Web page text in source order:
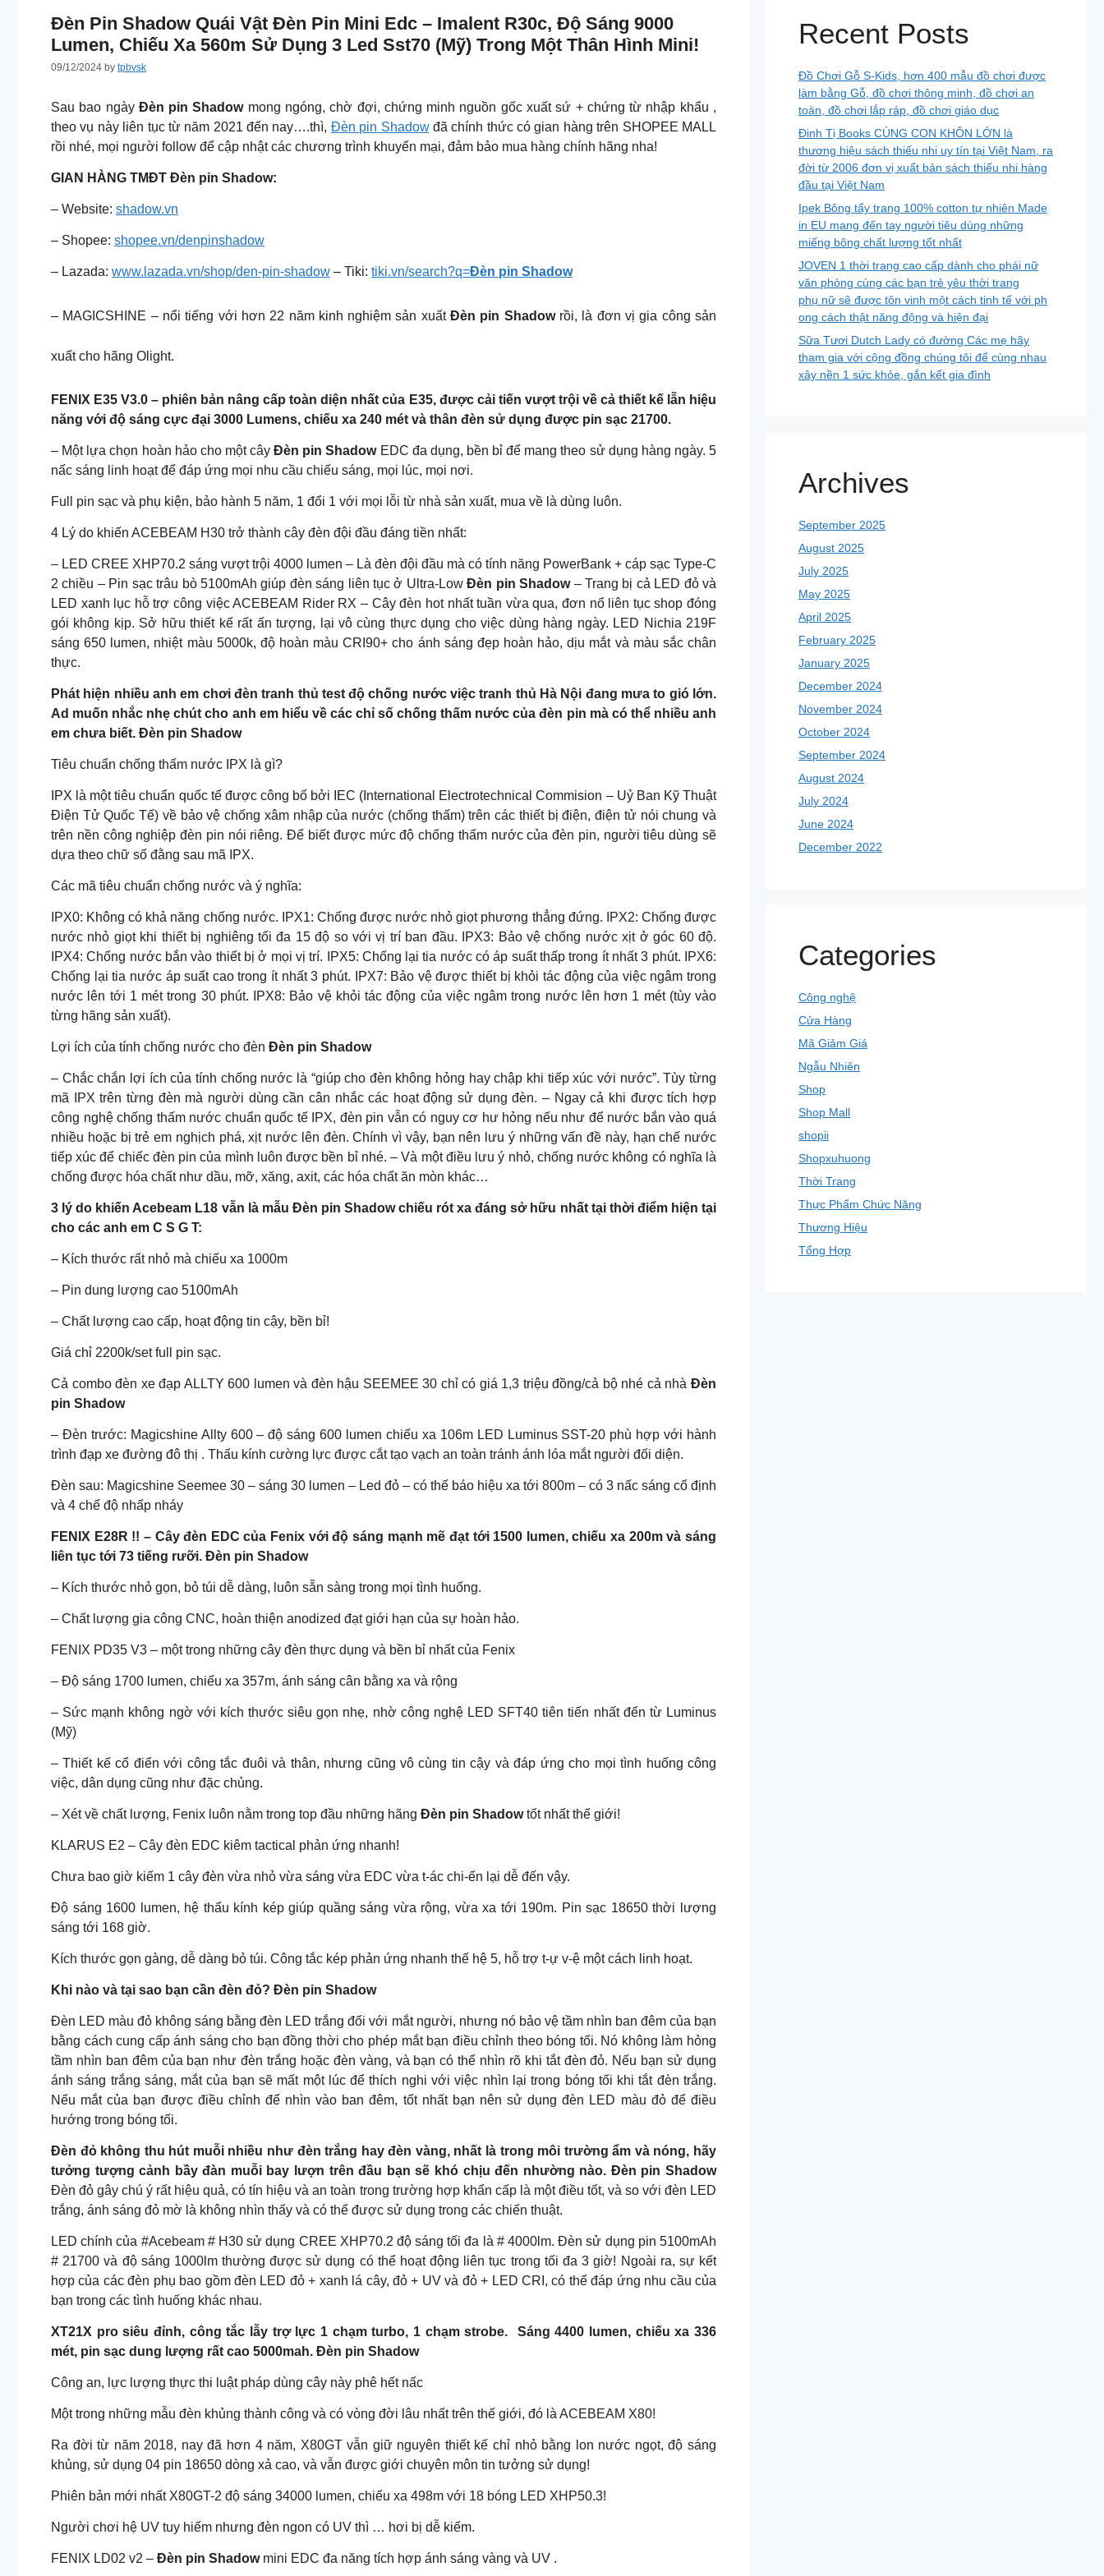
Đèn Pin Shadow Quái Vật Đèn Pin Mini Edc – Imalent R30c, Độ Sáng 9000
Lumen, Chiếu Xa 560m Sử Dụng 3 Led Sst70 (Mỹ) Trong Một Thân Hình Mini!
09/12/2024 by tpbvsk
Sau bao ngày Đèn pin Shadow mong ngóng, chờ đợi, chứng minh nguồn gốc xuất sứ + chứng từ nhập khẩu ,
theo vụ này liên tục từ năm 2021 đến nay….thì, Đèn pin Shadowđã chính thức có gian hàng trên SHOPEE MALL
rồi nhé, mọi người follow để cập nhật các chương trình khuyến mại, đảm bảo mua hàng chính hãng nha!
GIAN HÀNG TMĐT Đèn pin Shadow:
– Website: shadow.vn
– Shopee: shopee.vn/denpinshadow
– Lazada: www.lazada.vn/shop/den-pin-shadow – Tiki: tiki.vn/search?q=Đèn pin Shadow
– MAGICSHINE – nổi tiếng với hơn 22 năm kinh nghiệm sản xuấtĐèn pin Shadowrồi, là đơn vị gia công sản
xuất cho hãng Olight.
FENIX E35 V3.0 – phiên bản nâng cấp toàn diện nhất của E35, được cải tiến vượt trội về cả thiết kế lẫn hiệu
năng với độ sáng cực đại 3000 Lumens, chiếu xa 240 mét và thân đèn sử dụng được pin sạc 21700.
– Một lựa chọn hoàn hảo cho một câyĐèn pin ShadowEDC đa dụng, bền bỉ để mang theo sử dụng hàng ngày. 5
nấc sáng linh hoạt để đáp ứng mọi nhu cầu chiếu sáng, mọi lúc, mọi nơi.
Full pin sạc và phụ kiện, bảo hành 5 năm, 1 đổi 1 với mọi lỗi từ nhà sản xuất, mua về là dùng luôn.
4 Lý do khiến ACEBEAM H30 trở thành cây đèn đội đầu đáng tiền nhất:
– LED CREE XHP70.2 sáng vượt trội 4000 lumen – Là đèn đội đầu mà có tính năng PowerBank + cáp sạc Type-C
2 chiều – Pin sạc trâu bò 5100mAh giúp đèn sáng liên tục ở Ultra-LowĐèn pin Shadow– Trang bị cả LED đỏ và
LED xanh lục hỗ trợ công việc ACEBEAM Rider RX – Cây đèn hot nhất tuần vừa qua, đơn nổ liên tục shop đóng
gói không kịp. Sở hữu thiết kế rất ấn tượng, lại vô cùng thực dụng cho việc dùng hàng ngày. LED Nichia 219F
sáng 650 lumen, nhiệt màu 5000k, độ hoàn màu CRI90+ cho ánh sáng đẹp hoàn hảo, dịu mắt và màu sắc chân
thực.
Phát hiện nhiều anh em chơi đèn tranh thủ test độ chống nước việc tranh thủ Hà Nội đang mưa to gió lớn.
Ad muốn nhắc nhẹ chút cho anh em hiểu về các chỉ số chống thấm nước của đèn pin mà có thể nhiều anh
em chưa biết. Đèn pin Shadow
Tiêu chuẩn chống thấm nước IPX là gì?
IPX là một tiêu chuẩn quốc tế được công bố bởi IEC (International Electrotechnical Commision – Uỷ Ban Kỹ Thuật
Điện Tử Quốc Tế) về bảo vệ chống xâm nhập của nước (chống thấm) trên các thiết bị điện, điện tử nói chung và
trên nền công nghiệp đèn pin nói riêng. Để biết được mức độ chống thấm nước của đèn pin, người tiêu dùng sẽ
dựa theo chữ số đằng sau mã IPX.
Các mã tiêu chuẩn chống nước và ý nghĩa:
IPX0: Không có khả năng chống nước. IPX1: Chống được nước nhỏ giọt phương thẳng đứng. IPX2: Chống được
nước nhỏ giọt khi thiết bị nghiêng tối đa 15 độ so với vị trí ban đầu. IPX3: Bảo vệ chống nước xịt ở góc 60 độ.
IPX4: Chống nước bắn vào thiết bị ở mọi vị trí. IPX5: Chống lại tia nước có áp suất thấp trong ít nhất 3 phút. IPX6:
Chống lại tia nước áp suất cao trong ít nhất 3 phút. IPX7: Bảo vệ được thiết bị khỏi tác động của việc ngâm trong
nước lên tới 1 mét trong 30 phút. IPX8: Bảo vệ khỏi tác động của việc ngâm trong nước lên hơn 1 mét (tùy vào
từng hãng sản xuất).
Lợi ích của tính chống nước cho đèn Đèn pin Shadow
– Chắc chắn lợi ích của tính chống nước là “giúp cho đèn không hỏng hay chập khi tiếp xúc với nước”. Tùy từng
mã IPX trên từng đèn mà người dùng cần cân nhắc các hoạt động sử dụng đèn. – Ngay cả khi được tích hợp
công nghệ chống thấm nước chuẩn quốc tế IPX, đèn pin vẫn có nguy cơ hư hỏng nếu như để nước bắn vào quá
nhiều hoặc bị trẻ em nghịch phá, xịt nước lên đèn. Chính vì vậy, bạn nên lưu ý những vấn đề này, hạn chế nước
tiếp xúc để chiếc đèn pin của mình luôn được bền bỉ nhé. – Và một điều lưu ý nhỏ, chống nước không có nghĩa là
chống được hóa chất như dầu, mỡ, xăng, axit, các hóa chất ăn mòn khác…
3 lý do khiến Acebeam L18 vẫn là mẫu Đèn pin Shadow chiếu rót xa đáng sở hữu nhất tại thời điểm hiện tại
cho các anh em C S G T:
– Kích thước rất nhỏ mà chiếu xa 1000m
– Pin dung lượng cao 5100mAh
– Chất lượng cao cấp, hoạt động tin cậy, bền bỉ!
Giá chỉ 2200k/set full pin sạc.
Cả combo đèn xe đạp ALLTY 600 lumen và đèn hậu SEEMEE 30 chỉ có giá 1,3 triệu đồng/cả bộ nhé cả nhà Đèn
pin Shadow
– Đèn trước: Magicshine Allty 600 – độ sáng 600 lumen chiếu xa 106m LED Luminus SST-20 phù hợp với hành
trình đạp xe đường đô thị . Thấu kính cường lực được cắt tạo vạch an toàn tránh ánh lóa mắt người đối diện.
Đèn sau: Magicshine Seemee 30 – sáng 30 lumen – Led đỏ – có thế báo hiệu xa tới 800m – có 3 nấc sáng cố định
và 4 chế độ nhấp nháy
FENIX E28R !! – Cây đèn EDC của Fenix với độ sáng mạnh mẽ đạt tới 1500 lumen, chiếu xa 200m và sáng
liên tục tới 73 tiếng rưỡi. Đèn pin Shadow
– Kích thước nhỏ gọn, bỏ túi dễ dàng, luôn sẵn sàng trong mọi tình huống.
– Chất lượng gia công CNC, hoàn thiện anodized đạt giới hạn của sự hoàn hảo.
FENIX PD35 V3 – một trong những cây đèn thực dụng và bền bỉ nhất của Fenix
– Độ sáng 1700 lumen, chiếu xa 357m, ánh sáng cân bằng xa và rộng
– Sức mạnh không ngờ với kích thước siêu gọn nhẹ, nhờ công nghệ LED SFT40 tiên tiến nhất đến từ Luminus
(Mỹ)
– Thiết kế cổ điển với công tắc đuôi và thân, nhưng cũng vô cùng tin cậy và đáp ứng cho mọi tình huống công
việc, dân dụng cũng như đặc chủng.
– Xét về chất lượng, Fenix luôn nằm trong top đầu những hãng Đèn pin Shadowtốt nhất thế giới!
KLARUS E2 – Cây đèn EDC kiêm tactical phản ứng nhanh!
Chưa bao giờ kiếm 1 cây đèn vừa nhỏ vừa sáng vừa EDC vừa t-ác chi-ến lại dễ đến vậy.
Độ sáng 1600 lumen, hệ thấu kính kép giúp quầng sáng vừa rộng, vừa xa tới 190m. Pin sạc 18650 thời lượng
sáng tới 168 giờ.
Kích thước gọn gàng, dễ dàng bỏ túi. Công tắc kép phản ứng nhanh thế hệ 5, hỗ trợ t-ự v-ệ một cách linh hoạt.
Khi nào và tại sao bạn cần đèn đỏ? Đèn pin Shadow
Đèn LED màu đỏ không sáng bằng đèn LED trắng đối với mắt người, nhưng nó bảo vệ tầm nhìn ban đêm của bạn
bằng cách cung cấp ánh sáng cho bạn đồng thời cho phép mắt bạn điều chỉnh theo bóng tối. Nó không làm hỏng
tầm nhìn ban đêm của bạn như đèn trắng hoặc đèn vàng, và bạn có thể nhìn rõ khi tắt đèn đỏ. Nếu bạn sử dụng
ánh sáng trắng sáng, mắt của bạn sẽ mất một lúc để thích nghi với việc nhìn lại trong bóng tối khi tắt đèn trắng.
Nếu mắt của bạn được điều chỉnh để nhìn vào ban đêm, tốt nhất bạn nên sử dụng đèn LED màu đỏ để điều
hướng trong bóng tối.
Đèn đỏ không thu hút muỗi nhiều như đèn trắng hay đèn vàng, nhất là trong môi trường ẩm và nóng, hãy
tưởng tượng cảnh bầy đàn muỗi bay lượn trên đầu bạn sẽ khó chịu đến nhường nào. Đèn pin Shadow
Đèn đỏ gây chú ý rất hiệu quả, có tín hiệu và an toàn trong trường hợp khẩn cấp là một điều tốt, và so với đèn LED
trắng, ánh sáng đỏ mờ là không nhìn thấy và có thể được sử dụng trong các chiến thuật.
LED chính của #Acebeam # H30 sử dụng CREE XHP70.2 độ sáng tối đa là # 4000lm. Đèn sử dụng pin 5100mAh
# 21700 và độ sáng 1000lm thường được sử dụng có thể hoạt động liên tục trong tối đa 3 giờ! Ngoài ra, sự kết
hợp của các đèn phụ bao gồm đèn LED đỏ + xanh lá cây, đỏ + UV và đỏ + LED CRI, có thể đáp ứng nhu cầu của
bạn trong các tình huống khác nhau.
XT21X pro siêu đỉnh, công tắc lẫy trợ lực 1 chạm turbo, 1 chạm strobe. Sáng 4400 lumen, chiếu xa 336
mét, pin sạc dung lượng rất cao 5000mah. Đèn pin Shadow
Công an, lực lượng thực thi luật pháp dùng cây này phê hết nấc
Một trong những mẫu đèn khủng thành công và có vòng đời lâu nhất trên thế giới, đó là ACEBEAM X80!
Ra đời từ năm 2018, nay đã hơn 4 năm, X80GT vẫn giữ nguyên thiết kế chỉ nhỏ bằng lon nước ngọt, độ sáng
khủng, sử dụng 04 pin 18650 dòng xả cao, và vẫn được giới chuyên môn tin tưởng sử dụng!
Phiên bản mới nhất X80GT-2 độ sáng 34000 lumen, chiếu xa 498m với 18 bóng LED XHP50.3!
Người chơi hệ UV tuy hiếm nhưng đèn ngon có UV thì … hơi bị dễ kiếm.
FENIX LD02 v2 – Đèn pin Shadowmini EDC đa năng tích hợp ánh sáng vàng và UV .
Recent Posts
Đồ Chơi Gỗ S-Kids, hơn 400 mẫu đồ chơi được
làm bằng Gỗ, đồ chơi thông minh, đồ chơi an
toàn, đồ chơi lắp ráp, đồ chơi giáo dục
Đinh Tị Books CÙNG CON KHÔN LỚN là
thương hiệu sách thiếu nhi uy tín tại Việt Nam, ra
đời từ 2006 đơn vị xuất bản sách thiếu nhi hàng
đầu tại Việt Nam
Ipek Bông tẩy trang 100% cotton tự nhiên Made
in EU mang đến tay người tiêu dùng những
miếng bông chất lượng tốt nhất
JOVEN 1 thời trang cao cấp dành cho phái nữ
văn phòng cùng các bạn trẻ yêu thời trang
phụ nữ sẽ được tôn vinh một cách tinh tế với ph
ong cách thật năng động và hiện đại
Sữa Tươi Dutch Lady có đường Các mẹ hãy
tham gia với cộng đồng chúng tôi để cùng nhau
xây nền 1 sức khỏe, gắn kết gia đình
Archives
September 2025
August 2025
July 2025
May 2025
April 2025
February 2025
January 2025
December 2024
November 2024
October 2024
September 2024
August 2024
July 2024
June 2024
December 2022
Categories
Công nghệ
Cửa Hàng
Mã Giảm Giá
Ngẫu Nhiên
Shop
Shop Mall
shopii
Shopxuhuong
Thời Trang
Thực Phẩm Chức Năng
Thương Hiệu
Tổng Hợp